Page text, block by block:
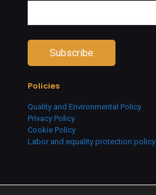
Policies
Quality and Environmental Policy
Privacy Policy
Cookie Policy
Labor and equality protection policy